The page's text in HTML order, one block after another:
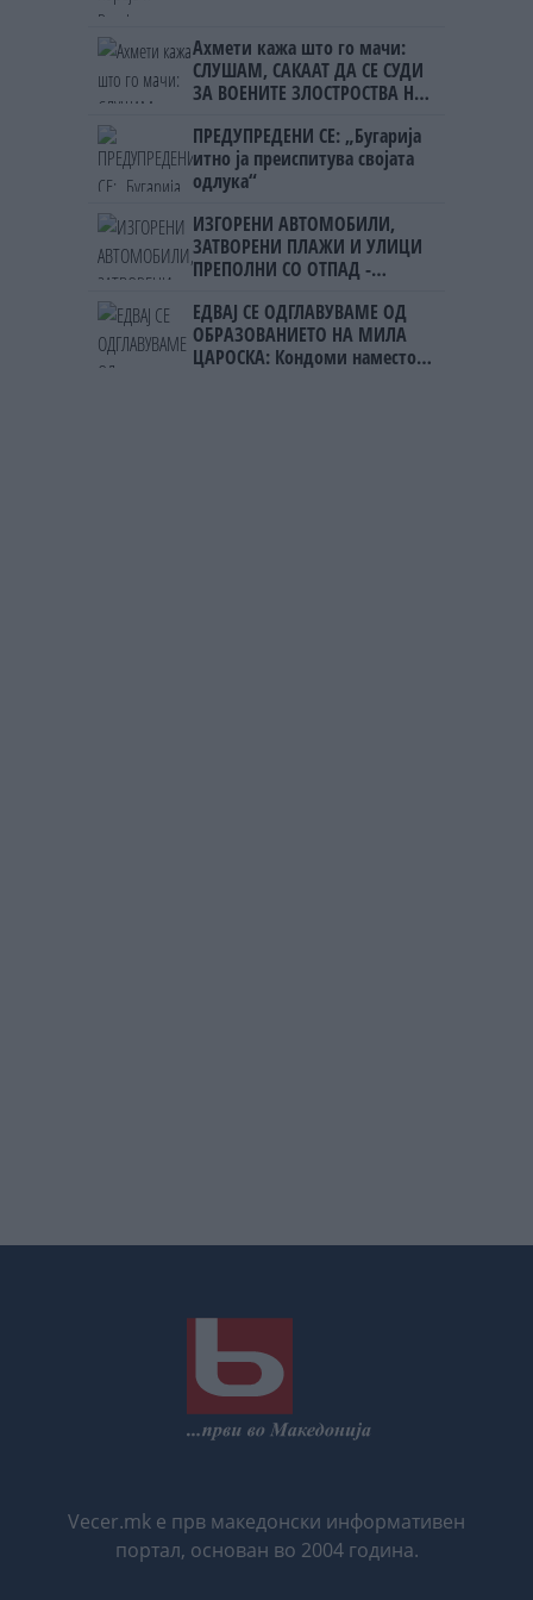
Ахмети кажа што го мачи:
СЛУШАМ, САКААТ ДА СЕ СУДИ
ЗА ВОЕНИТЕ ЗЛОСТРОСТВА НА
ПРЕДУПРЕДЕНИ СЕ: „Бугарија
итно ја преиспитува својата
одлука“
ИЗГОРЕНИ АВТОМОБИЛИ,
ЗАТВОРЕНИ ПЛАЖИ И УЛИЦИ
ПРЕПОЛНИ СО ОТПАД -
мигрантскиот бран кон Сеута
ЕДВАЈ СЕ ОДГЛАВУВАМЕ ОД
ОБРАЗОВАНИЕТО НА МИЛА
ЦАРОСКА: Кондоми наместо
Vecer.mk е прв македонски информативен
портал, основан во 2004 година.